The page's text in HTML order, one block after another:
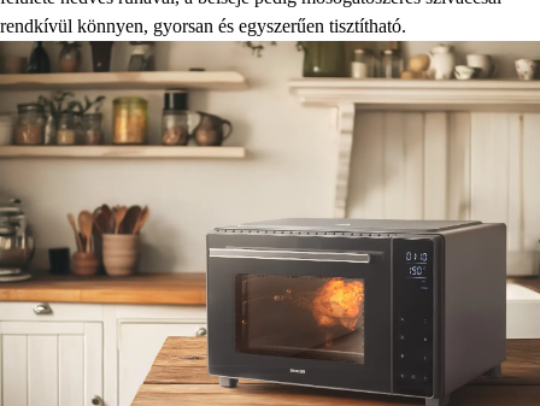
rendkívül könnyen, gyorsan és egyszerűen tisztítható.